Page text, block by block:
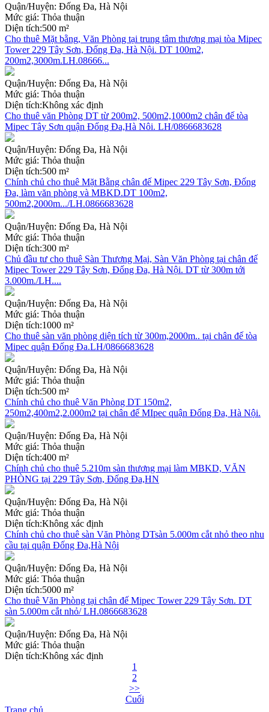
Quận/Huyện: Đống Đa, Hà Nội
Mức giá: Thỏa thuận
Diện tích:500 m²
Cho thuê Mặt bằng, Văn Phòng tại trung tâm thương mại tòa Mipec
Tower 229 Tây Sơn, Đống Đa, Hà Nội. DT 100m2,
200m2,3000m.LH.08666...
Quận/Huyện: Đống Đa, Hà Nội
Mức giá: Thỏa thuận
Diện tích:Không xác định
Cho thuê văn Phòng DT từ 200m2, 500m2,1000m2 chân đế tòa
Mipec Tây Sơn quận Đống Đa,Hà Nôi. LH/0866683628
Quận/Huyện: Đống Đa, Hà Nội
Mức giá: Thỏa thuận
Diện tích:500 m²
Chính chủ cho thuê Mặt Bằng chân đế Mipec 229 Tây Sơn, Đống
Đa, làm văn phòng và MBKD.DT 100m2,
500m2,2000m.../LH.0866683628
Quận/Huyện: Đống Đa, Hà Nội
Mức giá: Thỏa thuận
Diện tích:300 m²
Chủ đầu tư cho thuê Sàn Thương Mại, Sàn Văn Phòng tại chân đế
Mipec Tower 229 Tây Sơn, Đống Đa, Hà Nội. DT từ 300m tới
3.000m./LH....
Quận/Huyện: Đống Đa, Hà Nội
Mức giá: Thỏa thuận
Diện tích:1000 m²
Cho thuê sàn văn phòng diện tích từ 300m,2000m.. tại chân đế tòa
Mipec quận Đống Đa.LH/0866683628
Quận/Huyện: Đống Đa, Hà Nội
Mức giá: Thỏa thuận
Diện tích:500 m²
Chính chủ cho thuê Văn Phòng DT 150m2,
250m2,400m2,2.000m2 tại chân đế MIpec quận Đống Đa, Hà Nội.
Quận/Huyện: Đống Đa, Hà Nội
Mức giá: Thỏa thuận
Diện tích:400 m²
Chính chủ cho thuê 5.210m sàn thương mại làm MBKD, VĂN
PHÒNG tại 229 Tây Sơn, Đống Đa,HN
Quận/Huyện: Đống Đa, Hà Nội
Mức giá: Thỏa thuận
Diện tích:Không xác định
Chính chủ cho thuê sàn Văn Phòng DTsàn 5.000m cắt nhỏ theo nhu
cầu tại quận Đống Đa,Hà Nội
Quận/Huyện: Đống Đa, Hà Nội
Mức giá: Thỏa thuận
Diện tích:5000 m²
Cho thuê Văn Phòng tại chân đế Mipec Tower 229 Tây Sơn. DT
sàn 5.000m cắt nhỏ/ LH.0866683628
Quận/Huyện: Đống Đa, Hà Nội
Mức giá: Thỏa thuận
Diện tích:Không xác định
1
2
>>
Cuối
Trang chủ